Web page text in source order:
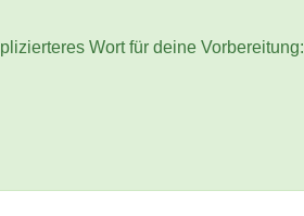
Wort für deine Vorbereitung: